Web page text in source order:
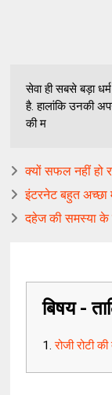
सेवा ही सबसे बड़ा
है. हालांकि उनकी
की म
क्यों सफल नहीं हो
इंटरनेट बहुत अच्छा
दहेज की समस्या के
बिषय -
रोजी रोटी